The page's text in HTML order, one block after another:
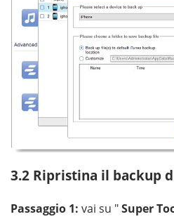
3.2 Ripristina il backup
Passaggio 1: vai su "Super